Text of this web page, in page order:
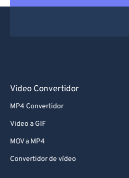
Video Convertidor
MP4 Convertidor
Video a GIF
MOV a MP4
Convertidor de vídeo